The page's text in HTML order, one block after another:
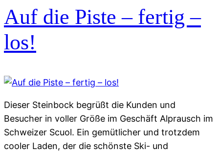
Auf die Piste – fertig –
los!
Dieser Steinbock begrüßt die Kunden und
Besucher in voller Größe im Geschäft Alprausch im
Schweizer Scuol. Ein gemütlicher und trotzdem
cooler Laden, der die schönste Ski- und